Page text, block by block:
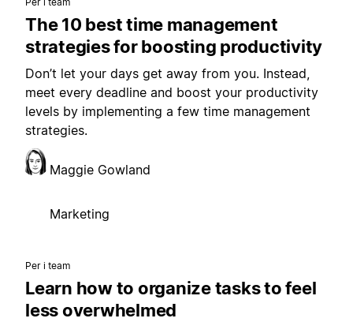
The 10 best time management
strategies for boosting productivity
Don’t let your days get away from you. Instead,
meet every deadline and boost your productivity
levels by implementing a few time management
strategies.
Maggie Gowland
Marketing
Per i team
Learn how to organize tasks to feel
less overwhelmed